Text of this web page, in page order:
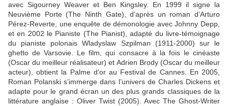
avec Sigourney Weaver et Ben Kingsley. En 1999 il signe la
Neuvième Porte (The Ninth Gate), d’après un roman d’Arturo
Pérez-Reverte, une enquête de démonologie avec Johnny Depp,
et en 2002 le Pianiste (The Pianist), adapté du livre-témoignage
du pianiste polonais Wladyslaw Szpilman (1911-2000) sur le
ghetto de Varsovie. Le film, qui consacre à la fois le cinéaste
(Oscar du meilleur réalisateur) et Adrien Brody (Oscar du meilleur
acteur), obtient la Palme d’or au Festival de Cannes. En 2005,
Roman Polanski s’immerge dans l’univers de Charles Dickens et
adapte pour le grand écran un des plus grands classiques de la
littérature anglaise : Oliver Twist (2005). Avec The Ghost-Writer